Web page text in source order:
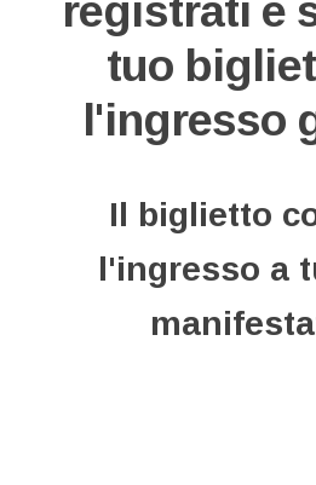
registrati e
tuo
l'ingresso
Il biglietto
l'ingresso a